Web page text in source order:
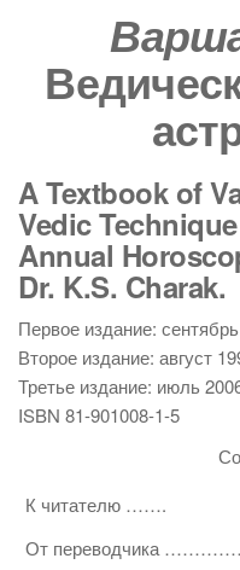
A Textbook of
Vedic
Annual
Dr. K.S. Charak.
Первое издание:
Второе издание: август
Третье издание: июль
ISBN 81-901008-1-5
К читателю …….
От переводчика